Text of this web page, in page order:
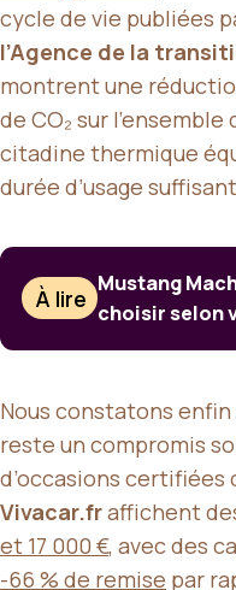
cycle de vie publiées
l’Agence de la
montrent une
de CO₂ sur
citadine thermique
durée d’usage
À lire
Mustang
choisir selon
Nous constatons enfin
reste un compromis
d’occasions certifiées
Vivacar.fraffichent
et 17 000 €, avec des
-66 % de remise par